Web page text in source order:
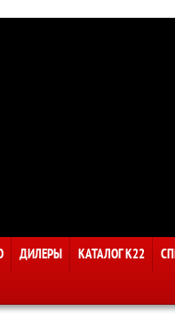
ДИЛЕРЫ КАТАЛОГ К22